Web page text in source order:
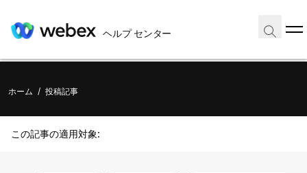
ヘルプ センター
ホーム / 投稿記事
この記事の適用対象: